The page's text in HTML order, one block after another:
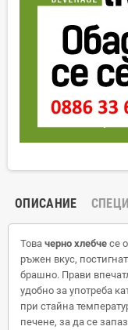
ОПИСАНИЕ
Това черно хлебче се
ръжен вкус,
брашно. Прави
удобно за употреба
при стайна
печене, за да се